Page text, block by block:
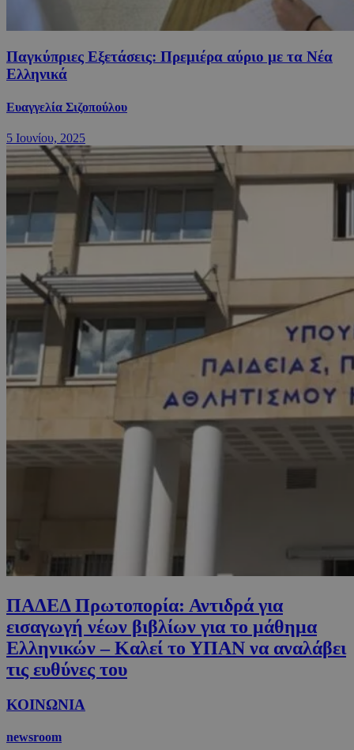
Παγκύπριες Εξετάσεις: Πρεμιέρα αύριο με τα Νέα
Ελληνικά
Ευαγγελία Σιζοπούλου
5 Ιουνίου, 2025
ΠΑΔΕΔ Πρωτοπορία: Αντιδρά για
εισαγωγή νέων βιβλίων για το μάθημα
Ελληνικών – Καλεί το ΥΠΑΝ να αναλάβει
τις ευθύνες του
ΚΟΙΝΩΝΙΑ
newsroom